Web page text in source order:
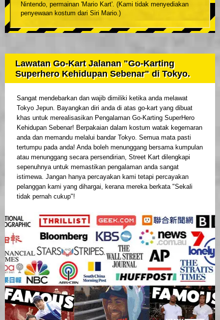
Nintendo, permainan 'Mario Kart'. (Kami tidak menyediakan
penyewaan kostum dari Siri Mario.)
Lawatan Go-Kart Jalanan "Go-Karting
Superhero Kehidupan Sebenar" di Tokyo.
Sangat mendebarkan dan wajib dimiliki ketika anda melawat
Tokyo Jepun. Bayangkan diri anda di atas go-kart yang dibuat
khas untuk merealisasikan Pengalaman Go-Karting SuperHero
Kehidupan Sebenar! Berpakaian dalam kostum watak kegemaran
anda dan memandu melalui bandar Tokyo. Semua mata pasti
tertumpu pada anda! Anda boleh menunggang bersama kumpulan
atau menunggang secara persendirian, Street Kart dilengkapi
sepenuhnya untuk memastikan pengalaman anda sangat
istimewa. Jangan hanya percayakan kami tetapi percayakan
pelanggan kami yang dihargai, kerana mereka berkata "Sekali
tidak pernah cukup"!